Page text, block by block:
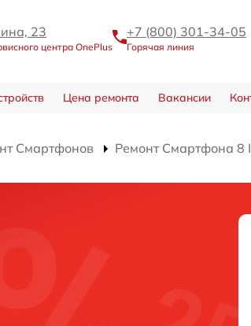
23
центра OnePlus
+7 (800) 301-34-05
Горячая линия
Цена ремонта Вакансии
Смартфонов Ремонт Смартфона 8